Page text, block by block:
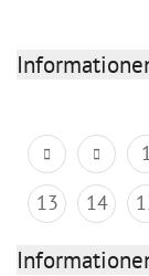
13
14